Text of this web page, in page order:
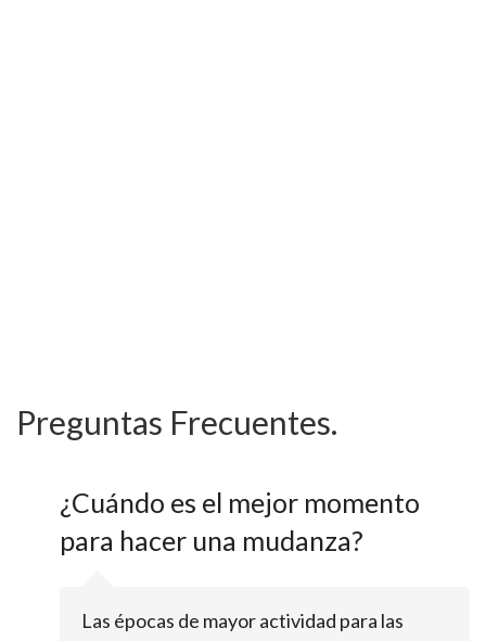
Preguntas Frecuentes.
¿Cuándo es el mejor momento
para hacer una mudanza?
Las épocas de mayor actividad para las